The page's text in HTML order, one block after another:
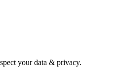
your data & privacy.